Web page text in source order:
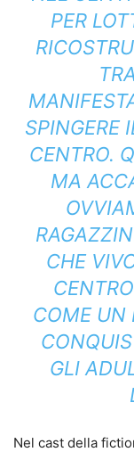
PER
SPINGERE
CENTRO.
MA
CHE
COME UN
GLI
Nel cast della